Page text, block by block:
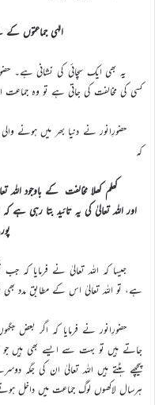
الہٰی جماعتوں
یہ بھی ایک سچائی کی نشانی ہے۔
کسی کی مخالفت کی جاتی ہے تو وہ جماعت
حضورِانور نے دنیا بھر میں ہونے
کہ
کھلم کھلا مخالفت کے باوجود
اور اللہ تعالیٰ کی یہ تائید بتا
جیسا کہ اللہ تعالیٰ نے فرمایا کہ
ہے، تو اللہ تعالیٰ اس کے مطابق مدد بھی
حضورِانور نے فرمایا کہ اگر بعض
جاتے ہیں تو بہت سے ایسے بھی ہیں جو
پیچھے ہٹتے ہیں اللہ تعالیٰ ان کی جگہ
ہرسال لاکھوں لوگ جماعت میں داخل